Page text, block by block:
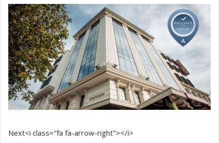
Next<i class="fa fa-arrow-right"></i>